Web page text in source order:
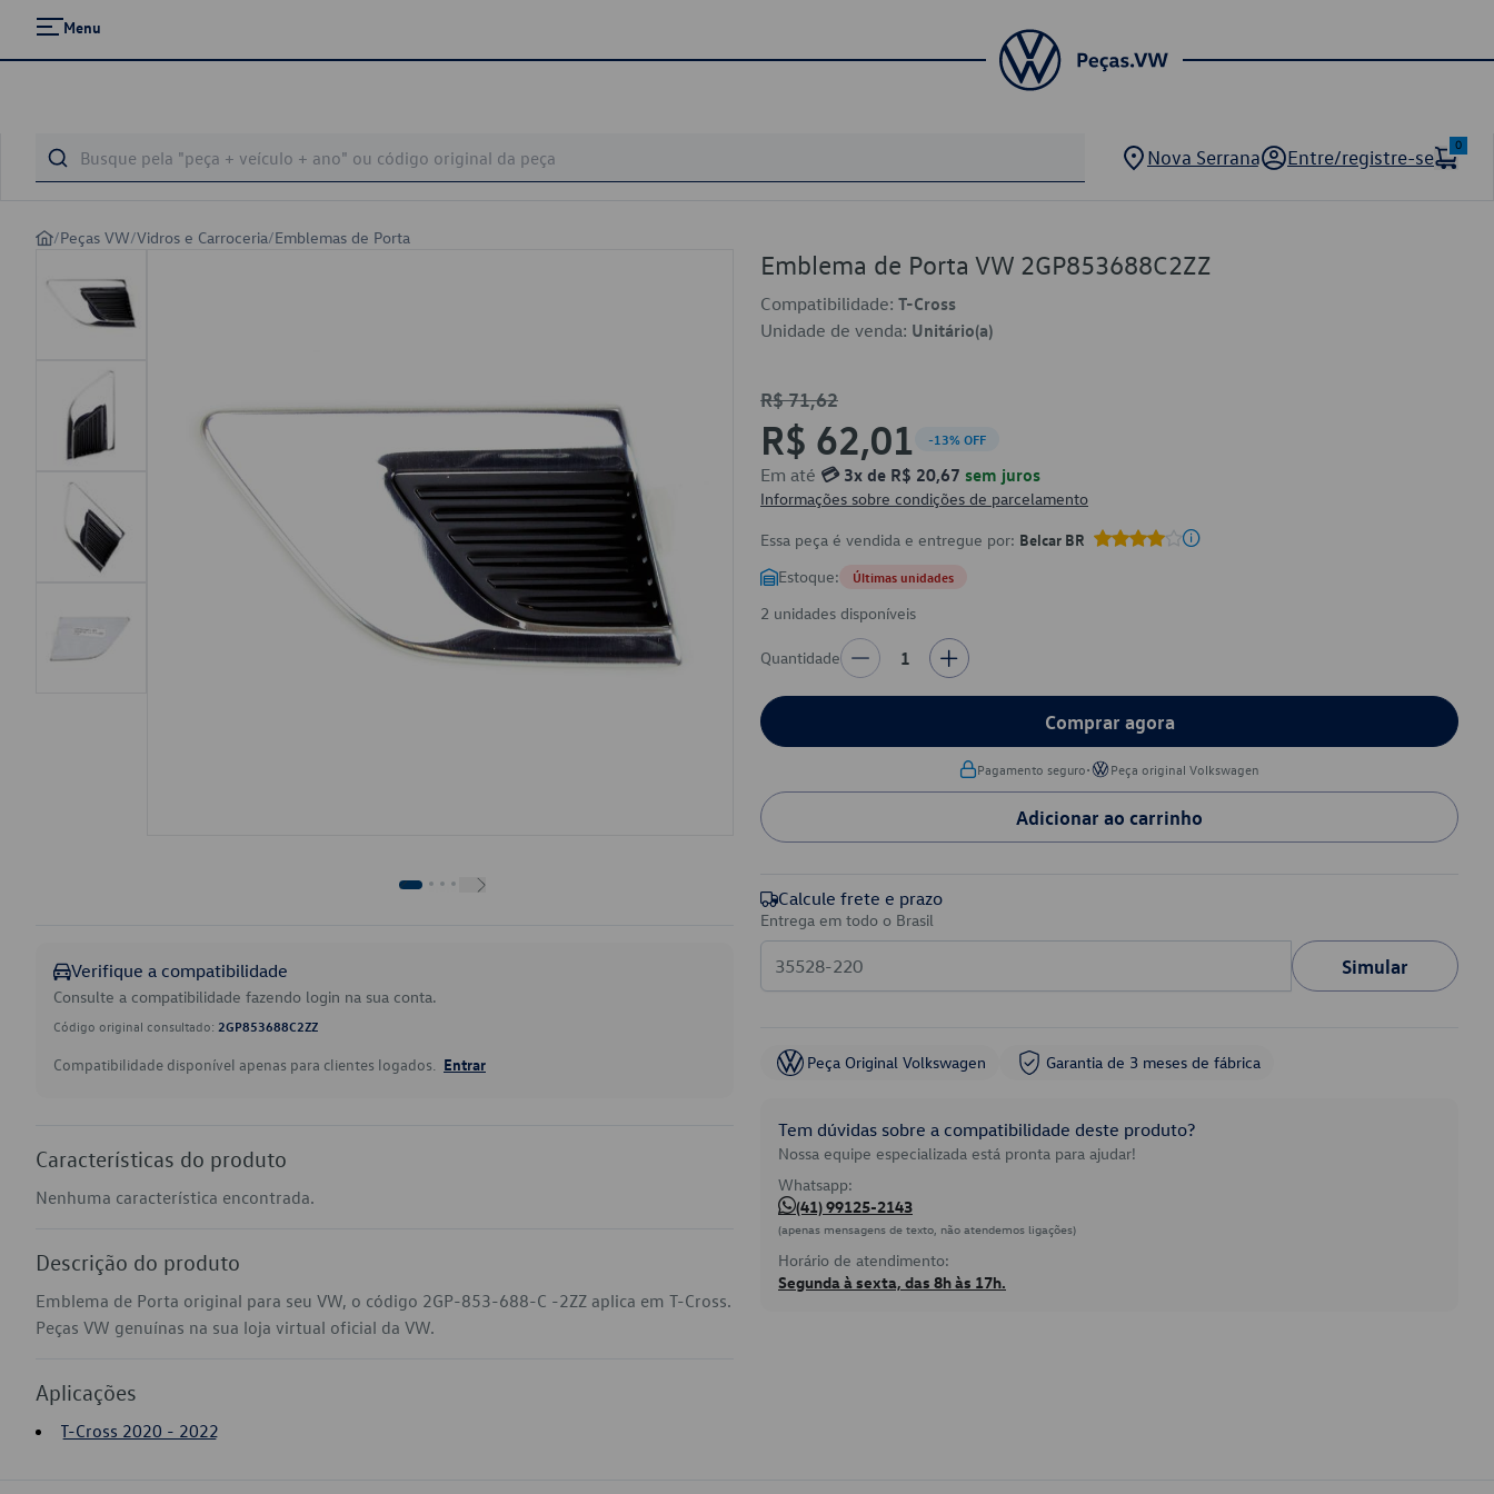
Menu
Nova Serrana Entre/registre-se
0
/Peças VW/Vidros e Carroceria/Emblemas de Porta
Verifique a compatibilidade
Consulte a compatibilidade fazendo login na sua conta.
Código original consultado: 2GP853688C2ZZ
Compatibilidade disponível apenas para clientes logados. Entrar
Características do produto
Nenhuma característica encontrada.
Descrição do produto
Emblema de Porta original para seu VW, o código 2GP-853-688-C -2ZZ aplica em T-Cross.
Peças VW genuínas na sua loja virtual oficial da VW.
Aplicações
T-Cross 2020 - 2022
Emblema de Porta VW 2GP853688C2ZZ
Compatibilidade: T-Cross
Unidade de venda: Unitário(a)
R$ 71,62
R$ 62,01 -13% OFF
Em até 💳 3x de R$ 20,67 sem juros
Informações sobre condições de parcelamento
Essa peça é vendida e entregue por: Belcar BR
Estoque: Últimas unidades
2 unidades disponíveis
Quantidade 1
Comprar agora
Pagamento seguro• Peça original Volkswagen
Adicionar ao carrinho
Calcule frete e prazo
Entrega em todo o Brasil
Simular
Peça Original Volkswagen Garantia de 3 meses de fábrica
Tem dúvidas sobre a compatibilidade deste produto?
Nossa equipe especializada está pronta para ajudar!
Whatsapp:
(41) 99125-2143
(apenas mensagens de texto, não atendemos ligações)
Horário de atendimento:
Segunda à sexta, das 8h às 17h.